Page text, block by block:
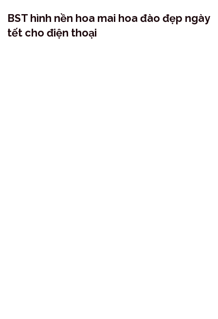
BST hình nền hoa mai hoa đào đẹp ngày
tết cho điện thoại